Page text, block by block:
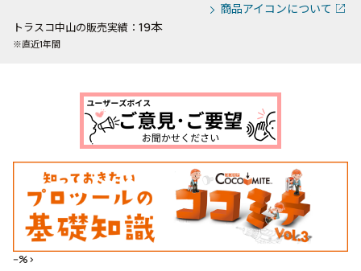
商品アイコンについて
トラスコ中山の販売実績： 19本
※直近1年間
--%>